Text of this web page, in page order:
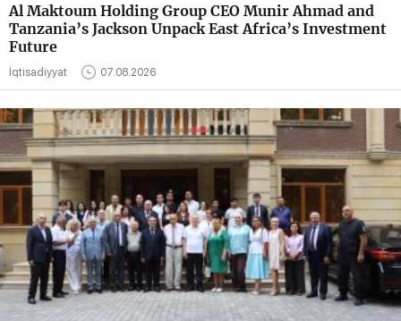
Al Maktoum Holding Group CEO Munir Ahmad and
Tanzania’s Jackson Unpack East Africa’s Investment
Future
İqtisadiyyat 07.08.2026